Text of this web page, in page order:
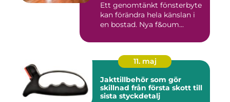
Ett genomtänkt fönsterbyte
kan förändra hela känslan i
en bostad. Nya f&oum...
11. maj
Jakttillbehör som gör
skillnad från första skott till
sista styckdetalj